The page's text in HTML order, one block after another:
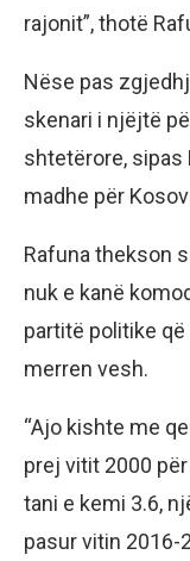
rajonit”, thotë
Nëse pas
skenari i njëjtë
shtetërore, sipas
madhe për
Rafuna thekson
nuk e kanë
partitë politike
merren vesh.
“Ajo kishte me
prej vitit 2000
tani e kemi 3.6,
pasur vitin 2016-